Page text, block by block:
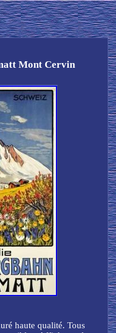
Mont Cervin
haute qualité. Tous